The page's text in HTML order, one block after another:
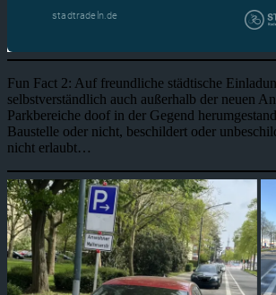
Fun Fact 2: Auf freundliche städtische
selbstverständlich auch außerhalb der neuen
Parkbereiche doof in der Gegend
Baustelle oder nicht, beschildert oder
nicht erlaubt…